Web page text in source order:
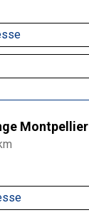
Montpellier